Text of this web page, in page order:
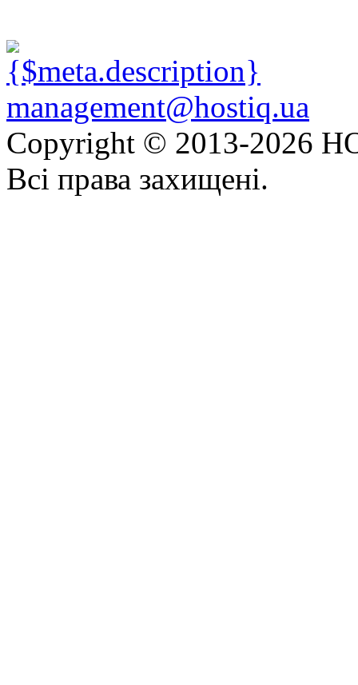
management@hostiq.ua
Copyright © 2013-2026
Всі права захищені.